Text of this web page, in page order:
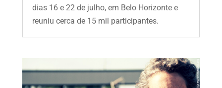
dias 16 e 22 de julho, em Belo Horizonte e
reuniu cerca de 15 mil participantes.